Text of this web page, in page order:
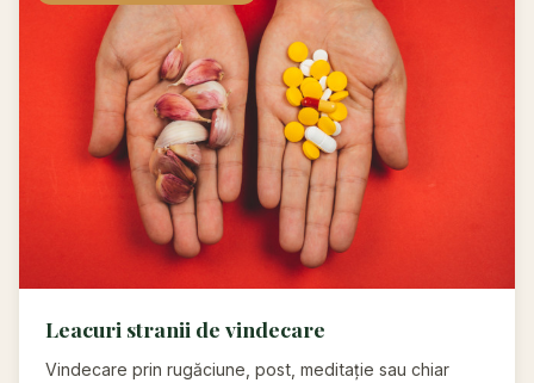
Leacuri stranii de vindecare
Vindecare prin rugăciune, post, meditație sau chiar